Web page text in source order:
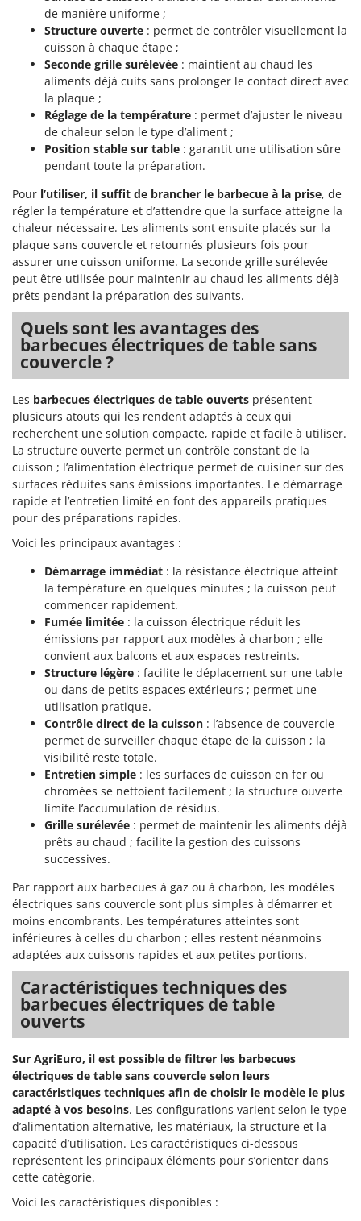
Machines pour la transformation des fruits
Machines sous vide
Motobineuses
Motoculteurs
Motofaucheuses
Motopompes pour irrigation
Moulins à céréales électriques
Moulins à farine
N
Nettoyeurs et Balais à vapeur
Nettoyeurs haute pression
Nettoyeurs tapis, moquettes et tapisseries
P
Peignes vibreurs et Secoueurs à olives
Pelles rétros pour tracteur
Perches Élagueuses
Piscines
Planteuses de pommes de terre pour tracteur
Plateaux de coupe pour tracteur
Plumeuses
Pompes d'irrigation à tracteur
Pompes de transfert
Postes à souder
Poussoirs à saucisse
Presses à pellets
Pressoirs à fruits
Pressoirs à Raisin
Pulvérisateurs
Pulvérisateurs portés
Rafraîchisseurs d'air par évaporation
Rampes de chargement en aluminium
Râpes à fromage électriques
Remplisseuses
Robots nettoyeurs de piscine
Robots Tondeuses
Rogneuses de souches
Rouleaux pour tracteur
S
Scies à os
Scies à Ruban
Scies alternatives à batterie
Scies de jardin télescopiques
Sécateurs électriques à batterie
Sécateurs et Échenilloirs manuels
Sécateurs pneumatiques
Semoirs et Épandeurs d'engrais
Famur
FARMER
FBC
Ferrari Group
Ferroni
Ferrua
FIAC
Fimar
FINI
Fiorentini
Fiskars
Flymo
Fontana Forni
Forest Master
Francini
G
G3 Ferrari
Gardena
Garofalo
GeoTech
GeoTech Pro
Gierre
Ginko - MGM
Gipeco
Girmi
GRAEF
Gre
GreenBay
Greenworks
GRIFO
GVS
GYS
Hailo
Helvi
Henx
HiKOKI
Honda
I
Idromatic
Il-Tec
Imperia
Intec
Intex
Italyco
ITM
J
de manière uniforme ;
Structure ouverte : permet de contrôler visuellement la
cuisson à chaque étape ;
Seconde grille surélevée : maintient au chaud les
aliments déjà cuits sans prolonger le contact direct avec
la plaque ;
Réglage de la température : permet d’ajuster le niveau
de chaleur selon le type d’aliment ;
Position stable sur table : garantit une utilisation sûre
pendant toute la préparation.
Pour l’utiliser, il suffit de brancher le barbecue à la prise, de
régler la température et d’attendre que la surface atteigne la
chaleur nécessaire. Les aliments sont ensuite placés sur la
plaque sans couvercle et retournés plusieurs fois pour
assurer une cuisson uniforme. La seconde grille surélevée
peut être utilisée pour maintenir au chaud les aliments déjà
prêts pendant la préparation des suivants.
Quels sont les avantages des
barbecues électriques de table sans
couvercle ?
Les barbecues électriques de table ouverts présentent
plusieurs atouts qui les rendent adaptés à ceux qui
recherchent une solution compacte, rapide et facile à utiliser.
La structure ouverte permet un contrôle constant de la
cuisson ; l’alimentation électrique permet de cuisiner sur des
surfaces réduites sans émissions importantes. Le démarrage
rapide et l’entretien limité en font des appareils pratiques
pour des préparations rapides.
Voici les principaux avantages :
Démarrage immédiat : la résistance électrique atteint
la température en quelques minutes ; la cuisson peut
commencer rapidement.
Fumée limitée : la cuisson électrique réduit les
émissions par rapport aux modèles à charbon ; elle
convient aux balcons et aux espaces restreints.
Structure légère : facilite le déplacement sur une table
ou dans de petits espaces extérieurs ; permet une
utilisation pratique.
Contrôle direct de la cuisson : l’absence de couvercle
permet de surveiller chaque étape de la cuisson ; la
visibilité reste totale.
Entretien simple : les surfaces de cuisson en fer ou
chromées se nettoient facilement ; la structure ouverte
limite l’accumulation de résidus.
Grille surélevée : permet de maintenir les aliments déjà
prêts au chaud ; facilite la gestion des cuissons
successives.
Par rapport aux barbecues à gaz ou à charbon, les modèles
électriques sans couvercle sont plus simples à démarrer et
moins encombrants. Les températures atteintes sont
inférieures à celles du charbon ; elles restent néanmoins
adaptées aux cuissons rapides et aux petites portions.
Caractéristiques techniques des
barbecues électriques de table
ouverts
Sur AgriEuro, il est possible de filtrer les barbecues
électriques de table sans couvercle selon leurs
caractéristiques techniques afin de choisir le modèle le plus
adapté à vos besoins. Les configurations varient selon le type
d’alimentation alternative, les matériaux, la structure et la
capacité d’utilisation. Les caractéristiques ci-dessous
représentent les principaux éléments pour s’orienter dans
cette catégorie.
Voici les caractéristiques disponibles :